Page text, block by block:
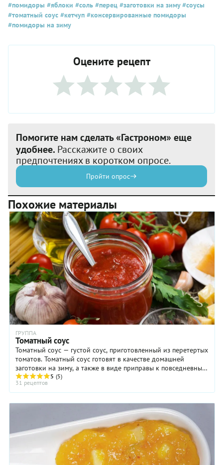
#помидоры #яблоки #соль #перец #заготовки на зиму#соусы
#томатный соус #кетчуп #консервированные помидоры
#помидоры на зиму
Оцените рецепт
Помогите нам сделать «Гастроном» еще
удобнее. Расскажите о своих
предпочтениях в коротком опросе.
Пройти опрос
Похожие материалы
ГРУППА
Томатный соус
Томатный соус — густой соус, приготовленный из перетертых
томатов. Томатный соус готовят в качестве домашней
заготовки на зиму, а также в виде приправы к повседневным
блюдам. Разновидностей томатного ...
5 (5)
31 рецептов